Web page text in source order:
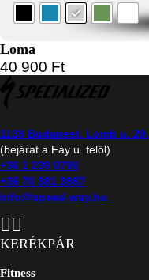
Loma
40 900 Ft
1139 Budapest, Lomb u. 29.
(bejárat a Fáy u. felől)
+36 1 239 0790
+36 70 381 3987
info@speed-way.hu
KERÉKPÁR
Fitness